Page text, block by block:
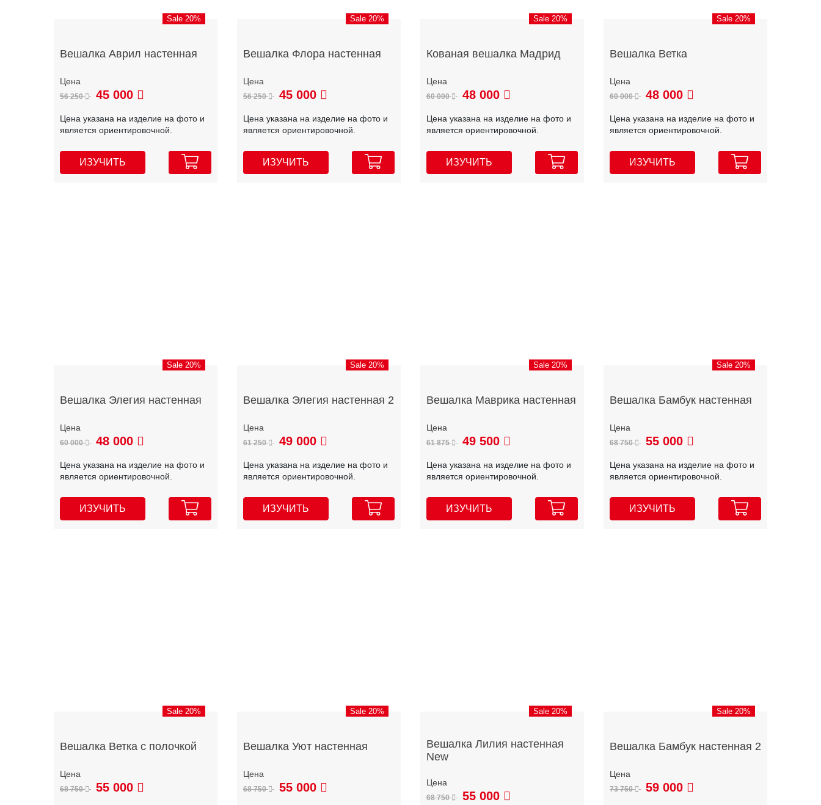
Sale 20%
Вешалка Аврил настенная
56 250 45 000
Цена указана на изделие на фото и
является ориентировочной.
ИЗУЧИТЬ
Sale 20%
Вешалка Флора настенная
56 250 45 000
Цена указана на изделие на фото и
является ориентировочной.
ИЗУЧИТЬ
Sale 20%
Кованая вешалка Мадрид
60 000 48 000
Цена указана на изделие на фото и
является ориентировочной.
ИЗУЧИТЬ
Sale 20%
Вешалка Ветка
60 000 48 000
Цена указана на изделие на фото и
является ориентировочной.
ИЗУЧИТЬ
Sale 20%
Вешалка Элегия настенная
60 000 48 000
Цена указана на изделие на фото и
является ориентировочной.
ИЗУЧИТЬ
Sale 20%
Вешалка Элегия настенная 2
61 250 49 000
Цена указана на изделие на фото и
является ориентировочной.
ИЗУЧИТЬ
Sale 20%
Вешалка Маврика настенная
61 875 49 500
Цена указана на изделие на фото и
является ориентировочной.
ИЗУЧИТЬ
Sale 20%
Вешалка Бамбук настенная
68 750 55 000
Цена указана на изделие на фото и
является ориентировочной.
ИЗУЧИТЬ
Sale 20%
Вешалка Ветка с полочкой
68 750 55 000
Sale 20%
Вешалка Уют настенная
68 750 55 000
Sale 20%
Вешалка Лилия настенная
New
68 750 55 000
Sale 20%
Вешалка Бамбук настенная 2
73 750 59 000